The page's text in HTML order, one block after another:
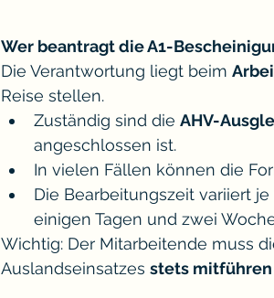
Wer beantragt die A1-
Die Verantwortung liegt beim
Reise stellen.
Zuständig sind die AHV-
angeschlossen ist.
In vielen Fällen können die
Die Bearbeitungszeit variiert
einigen Tagen und zwei
Wichtig: Der Mitarbeitende muss
Auslandseinsatzes stets mitführen